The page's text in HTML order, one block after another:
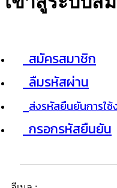
สมัครสมาชิก
ลืมรหัสผ่าน
ส่งรหัสยืนยันการใช้
กรอกรหัสยืนยัน